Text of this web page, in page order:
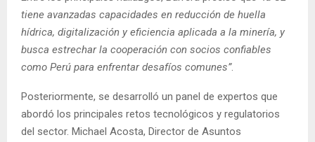
tiene avanzadas capacidades en reducción de huella
hídrica, digitalización y eficiencia aplicada a la minería, y
busca estrechar la cooperación con socios confiables
como Perú para enfrentar desafíos comunes”.
Posteriormente, se desarrolló un panel de expertos que
abordó los principales retos tecnológicos y regulatorios
del sector. Michael Acosta, Director de Asuntos